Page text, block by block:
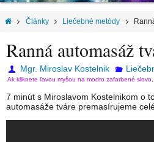
Články Liečebné metódy
Ranná automasáž
Mgr. Miroslav Kostelnik
Ak kliknete ľavou myšou na modro zafarbené
7 minút s Miroslavom Kostelnikom o
automasáže tváre premasírujeme